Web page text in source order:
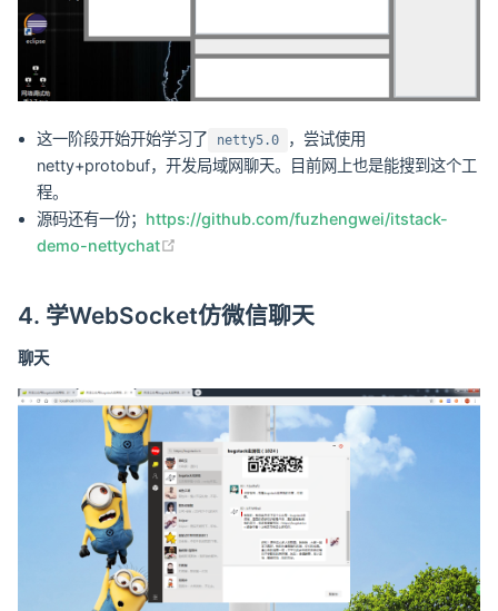
这一阶段开始开始学习了 netty5.0
，尝试使用
netty+protobuf，开发局域网聊天。目前网上也是能搜到这个工
程。
源码还有一份； https://github.com/fuzhengwei/itstack-
demo-nettychat
4. 学WebSocket仿微信聊天
聊天